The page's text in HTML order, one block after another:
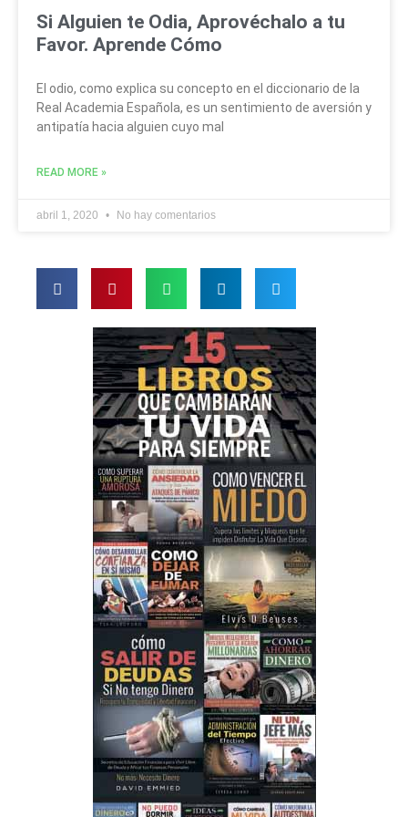
Si Alguien te Odia, Aprovéchalo a tu
Favor. Aprende Cómo
El odio, como explica su concepto en el diccionario de la
Real Academia Española, es un sentimiento de aversión y
antipatía hacia alguien cuyo mal
READ MORE »
abril 1, 2020 No hay comentarios